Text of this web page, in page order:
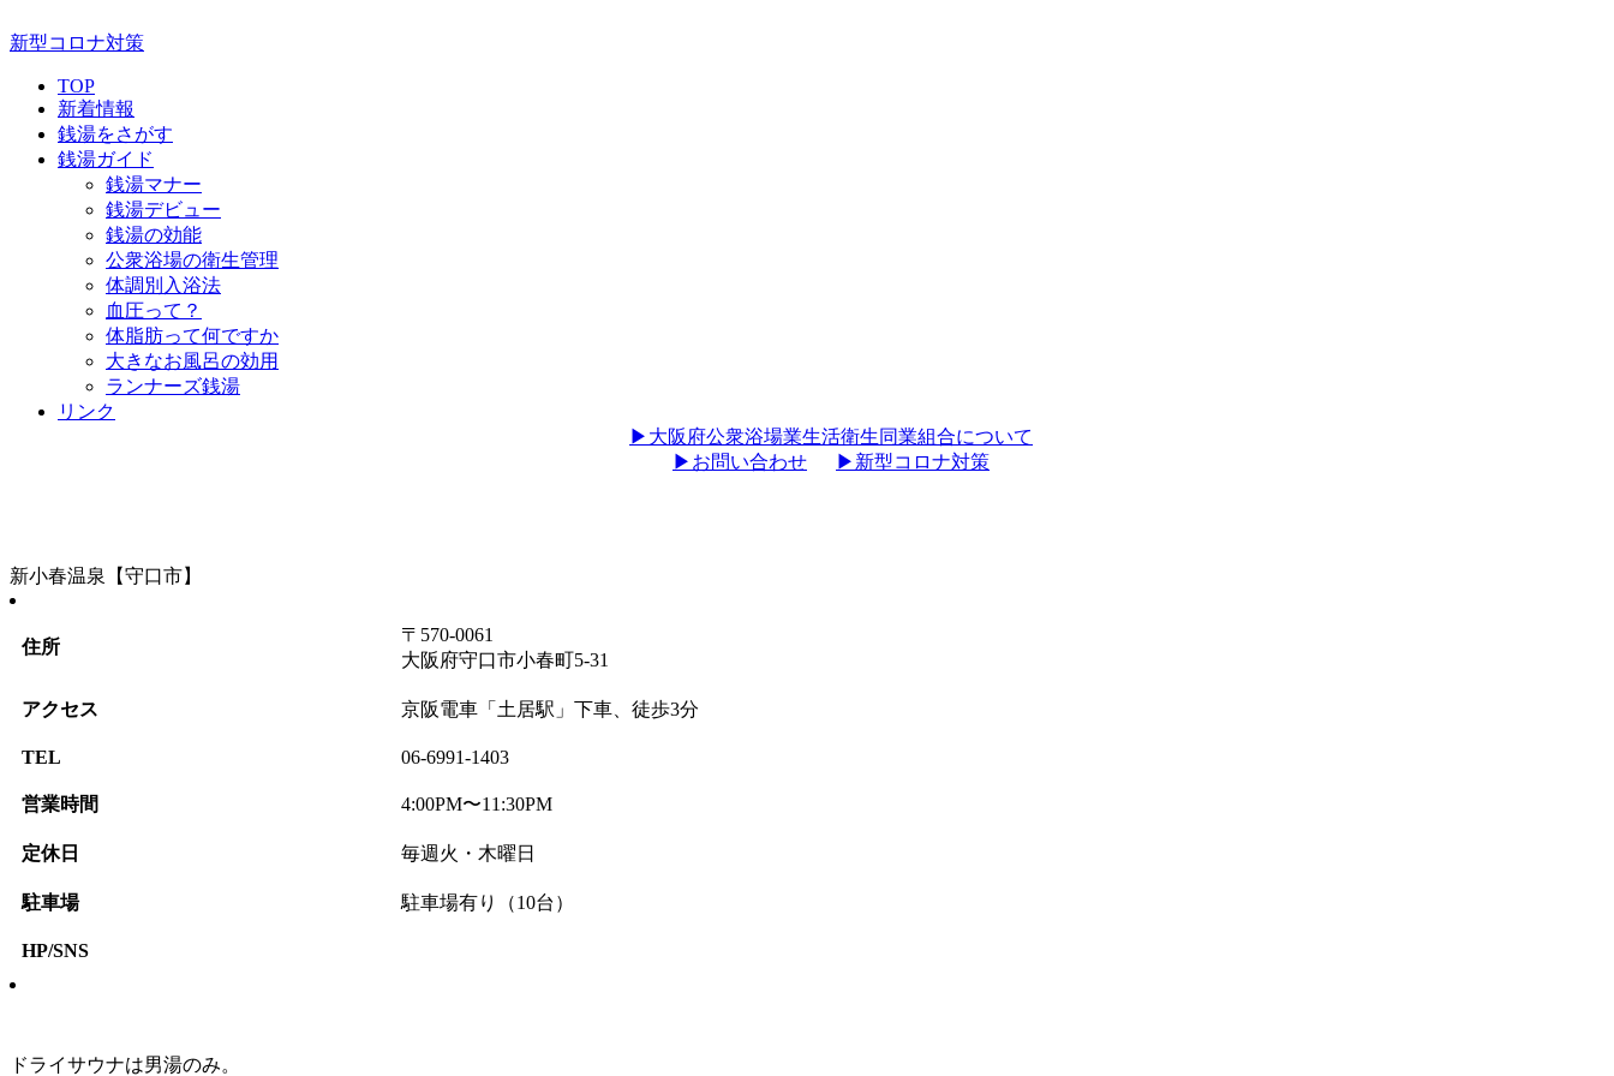
新型コロナ対策
TOP
新着情報
銭湯をさがす
銭湯ガイド
銭湯マナー
銭湯デビュー
銭湯の効能
公衆浴場の衛生管理
体調別入浴法
血圧って？
体脂肪って何ですか
大きなお風呂の効用
ランナーズ銭湯
リンク
▶︎大阪府公衆浴場業生活衛生同業組合について
▶︎お問い合わせ
▶︎新型コロナ対策
新小春温泉【守口市】
住所
〒570-0061
大阪府守口市小春町5-31
アクセス 京阪電車「土居駅」下車、徒歩3分
TEL 06-6991-1403
営業時間 4:00PM〜11:30PM
定休日 毎週火・木曜日
駐車場 駐車場有り（10台）
HP/SNS
ドライサウナは男湯のみ。